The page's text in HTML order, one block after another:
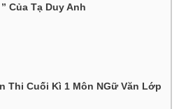
Của Tạ Duy Anh
Thi Cuối Kì 1 Môn NGữ Văn Lớp